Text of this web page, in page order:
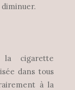
diminuer.
cigarette
dans tous
à la